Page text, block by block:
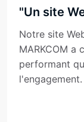
"Un site
Notre site
MARKCOM a
performant